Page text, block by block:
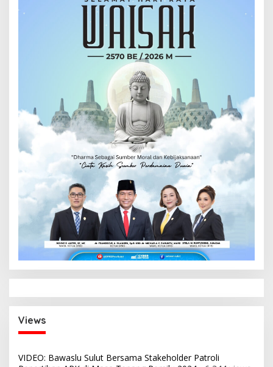
Views
VIDEO: Bawaslu Sulut Bersama Stakeholder Patroli